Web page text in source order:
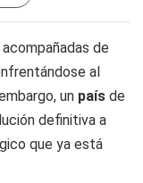
de
al
un país de
definitiva a
que ya está